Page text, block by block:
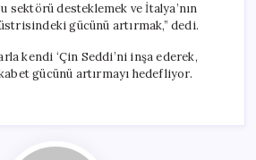
sektörü desteklemek ve İtalya’nın
gücünü artırmak,” dedi.
kendi ‘Çin Seddi’ni inşa ederek,
gücünü artırmayı hedefliyor.